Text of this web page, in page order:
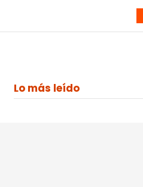
MONOGRÁFICOS
Lo más leído